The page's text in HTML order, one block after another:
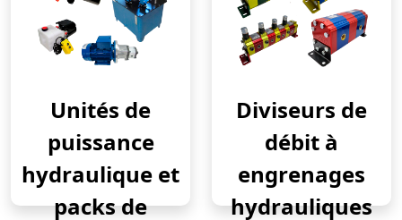
Unités de
puissance
hydraulique et
packs de
Diviseurs de
débit à
engrenages
hydrauliques